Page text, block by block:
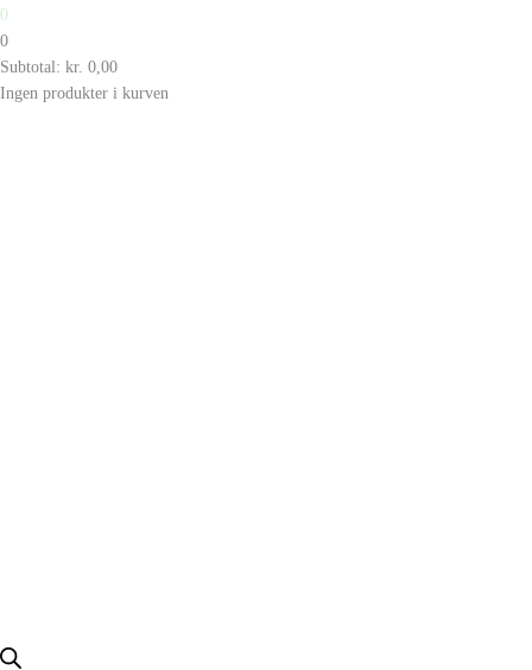
0
0
Subtotal: kr. 0,00
Ingen produkter i kurven